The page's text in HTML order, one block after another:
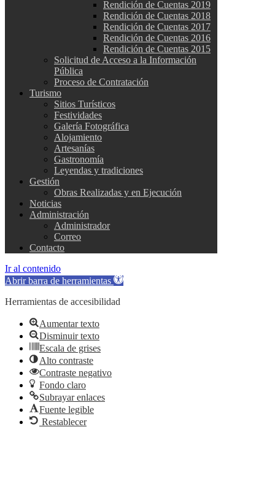
Rendición de Cuentas 2019
Rendición de Cuentas 2018
Rendición de Cuentas 2017
Rendición de Cuentas 2016
Rendición de Cuentas 2015
Solicitud de Acceso a la Información
Pública
Proceso de Contratación
Turismo
Sitios Turísticos
Festividades
Galería Fotográfica
Alojamiento
Artesanías
Gastronomía
Leyendas y tradiciones
Gestión
Obras Realizadas y en Ejecución
Noticias
Administración
Administrador
Correo
Contacto
Ir al contenido
Abrir barra de herramientas
Herramientas de accesibilidad
Aumentar texto
Disminuir texto
Escala de grises
Alto contraste
Contraste negativo
Fondo claro
Subrayar enlaces
Fuente legible
Restablecer